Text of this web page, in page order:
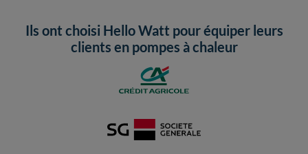
Ils ont choisi Hello Watt pour équiper leurs
clients en pompes à chaleur